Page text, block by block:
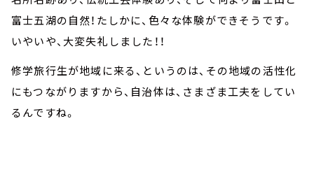
富士五湖の自然！たしかに、色々な体験ができそうです。
いやいや、大変失礼しました！！
修学旅行生が地域に来る、というのは、その地域の活性化
にもつながりますから、自治体は、さまざま工夫をしてい
るんですね。